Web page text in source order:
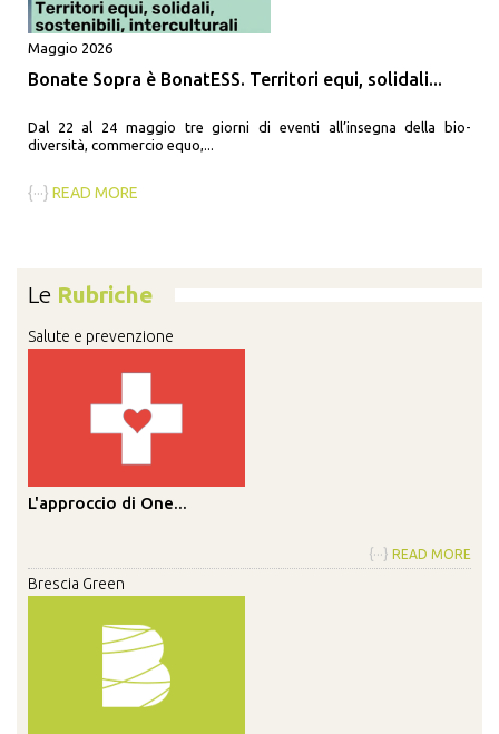
Maggio 2026
Bonate Sopra è BonatESS. Territori equi, solidali...
Dal 22 al 24 maggio tre giorni di eventi all’insegna della bio-
diversità, commercio equo,...
{···} READ MORE
Le Rubriche
Salute e prevenzione
L'approccio di One...
{···} READ MORE
Brescia Green